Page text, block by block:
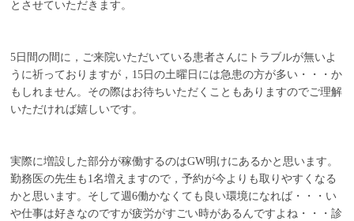
とさせていただきます。
5日間の間に，ご来院いただいている患者さんにトラブルが無いよ
うに祈っておりますが，15日の土曜日には急患の方が多い・・・か
もしれません。その際はお待ちいただくこともありますのでご理解
いただければ嬉しいです。
実際に増設した部分が稼働するのはGW明けにあるかと思います。
勤務医の先生も1名増えますので，予約が今よりも取りやすくなる
かと思います。そして週6働かなくても良い環境になれば・・・い
や仕事は好きなのですが疲労がすごい時があるんですよね・・・診